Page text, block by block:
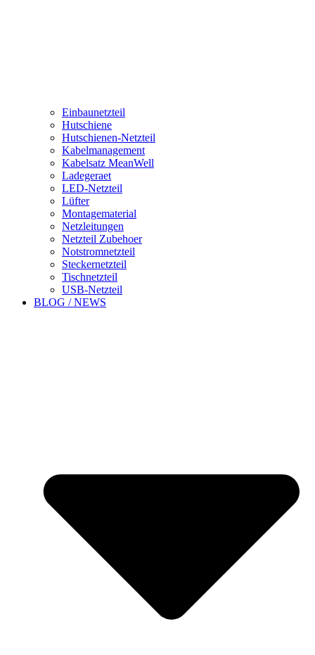
Einbaunetzteil
Hutschiene
Hutschienen-Netzteil
Kabelmanagement
Kabelsatz MeanWell
Ladegeraet
LED-Netzteil
Lüfter
Montagematerial
Netzleitungen
Netzteil Zubehoer
Notstromnetzteil
Steckernetzteil
Tischnetzteil
USB-Netzteil
BLOG / NEWS